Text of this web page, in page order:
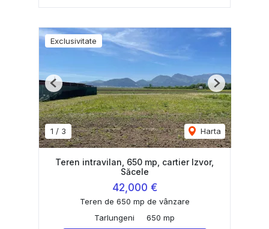
Exclusivitate
1 / 3 Harta
Previous Next
Teren intravilan, 650 mp, cartier Izvor,
Săcele
42,000 €
Teren de 650 mp de vânzare
Tarlungeni
650 mp